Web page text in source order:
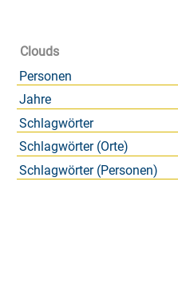
Clouds
Personen
Jahre
Schlagwörter
Schlagwörter (Orte)
Schlagwörter (Personen)